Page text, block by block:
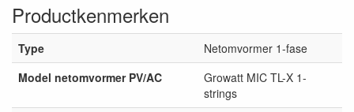
Productkenmerken
Type
Netomvormer 1-fase
Model netomvormer PV/AC
Growatt MIC TL-X 1-
strings